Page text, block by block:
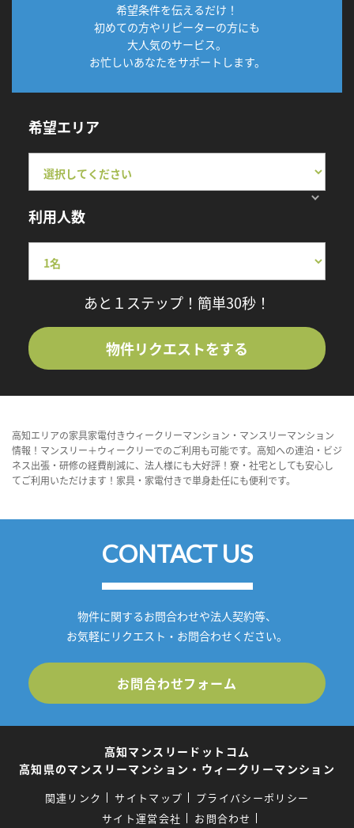
希望条件を伝えるだけ！
初めての方やリピーターの方にも
大人気のサービス。
お忙しいあなたをサポートします。
希望エリア
利用人数
あと１ステップ！簡単30秒！
物件リクエストをする
高知エリアの家具家電付きウィークリーマンション・マンスリーマンション
情報！マンスリー＋ウィークリーでのご利用も可能です。高知への連泊・ビジ
ネス出張・研修の経費削減に、法人様にも大好評！寮・社宅としても安心し
てご利用いただけます！家具・家電付きで単身赴任にも便利です。
CONTACT US
物件に関するお問合わせや法人契約等、
お気軽にリクエスト・お問合わせください。
お問合わせフォーム
高知マンスリードットコム
高知県のマンスリーマンション・ウィークリーマンション
関連リンク サイトマップ
プライバシーポリシー
サイト運営会社
お問合わせ